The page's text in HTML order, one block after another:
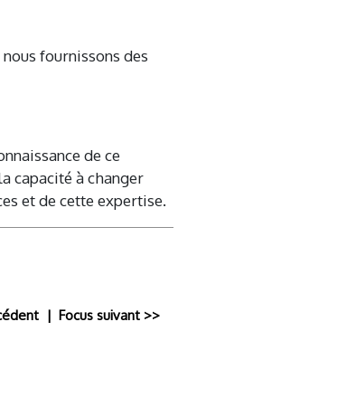
fournissons des
de ce
capacité à changer
et de cette expertise.
| Focus suivant >>